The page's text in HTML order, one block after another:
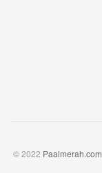
© 2022 Paalmerah.com